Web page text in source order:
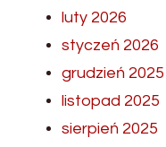
luty 2026
styczeń 2026
grudzień 2025
listopad 2025
sierpień 2025